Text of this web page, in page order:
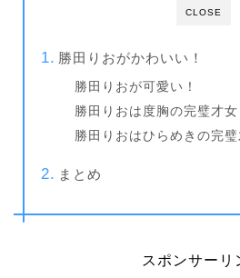
CLOSE
勝田りおがかわいい！
勝田りおが可愛い！
勝田りおは度胸の完璧才女
勝田りおはひらめきの完
まとめ
スポンサーリ